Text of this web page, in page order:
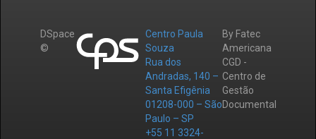
DSpace
©
Centro Paula
Souza
Rua dos
Andradas, 140 –
Santa Efigênia
01208-000 – São
Paulo – SP
+55 11 3324-
By Fatec
Americana
CGD -
Centro de
Gestão
Documental